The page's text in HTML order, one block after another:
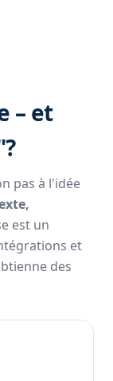
– et
pas à l'idée
est un
et
des